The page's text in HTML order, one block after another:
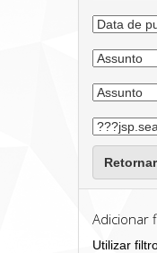
Adicionar
Utilizar